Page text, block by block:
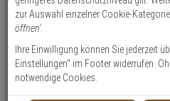
ein,
um
Suche
Doppelzylinder
Produktmerkmale
zur Auswahl einzelner Cookie-
öffnen'.
Ihre Einwilligung können Sie jederzeit
Einstellungen“ im Footer widerrufen.
notwendige Cookies.